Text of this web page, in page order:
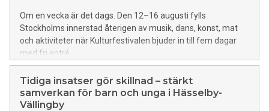
Om en vecka är det dags. Den 12–16 augusti fylls
Stockholms innerstad återigen av musik, dans, konst, mat
och aktiviteter när Kulturfestivalen bjuder in till fem dagar
med fri entré.
Tidiga insatser gör skillnad – stärkt
samverkan för barn och unga i Hässelby-
Vällingby